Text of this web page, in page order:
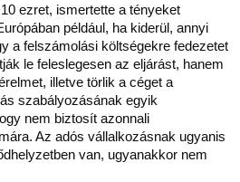
ezret, ismertette a tényeket
például, ha kiderül, annyi
a felszámolási költségekre fedezetet
le feleslegesen az eljárást, hanem
illetve törlik a céget a
szabályozásának egyik
nem biztosít azonnali
Az adós vállalkozásnak ugyanis
van, ugyanakkor nem